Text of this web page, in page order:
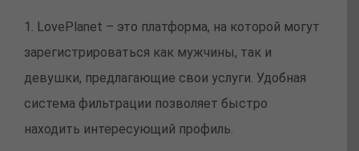
1. LovePlanet – это платформa, на которой могут
зарегистрироваться как мужчины, так и
девушки, предлагающие свои услуги. Удобная
система фильтрации позволяет быстро
находить интересующий профиль.